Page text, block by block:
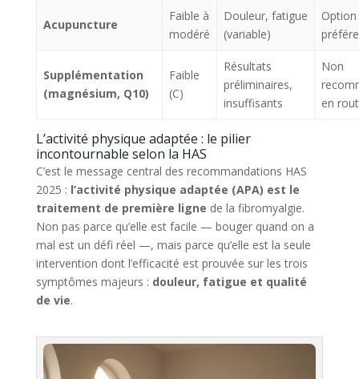
Acupuncture
Faible à
modéré
Douleur, fatigue
(variable)
Supplémentation
(magnésium, Q10)
Faible
(C)
Résultats
préliminaires,
insuffisants
Non
en
L’activité physique adaptée : le pilier
incontournable selon la HAS
C’est le message central des recommandations HAS
2025 : l’activité physique adaptée (APA) est le
traitement de première ligne de la fibromyalgie.
Non pas parce qu’elle est facile — bouger quand on a
mal est un défi réel —, mais parce qu’elle est la seule
intervention dont l’efficacité est prouvée sur les trois
symptômes majeurs : douleur, fatigue et qualité
de vie.